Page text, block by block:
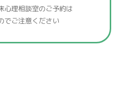
心理相談室のご予約は
でご注意ください